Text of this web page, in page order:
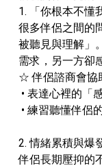
1. 「你根本不懂
很多伴侶之間的
被聽見與理解」
需求，另一方卻
☆ 伴侶諮商會協
• 表達心裡的「
• 練習聽懂伴侶
2. 情緒累積與爆
伴侶長期壓抑的